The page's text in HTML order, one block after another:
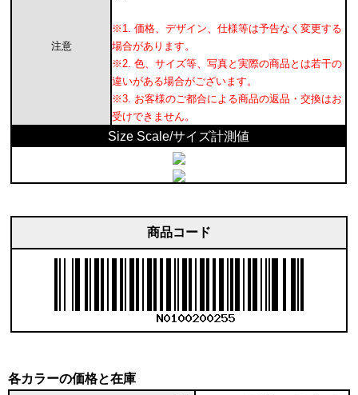
注意
※1. 価格、デザイン、仕様等は予告なく変更する
場合があります。
※2. 色、サイズ等、写真と実際の商品とは若干の
違いがある場合がございます。
※3. お客様のご都合による商品の返品・交換はお
受けできません。
Size Scale/サイズ計測値
商品コード
各カラーの価格と在庫